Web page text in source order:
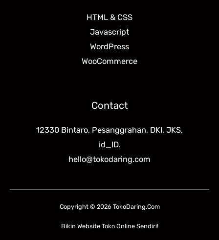
HTML & CSS
Javascript
WordPress
WooCommerce
Contact
12330 Bintaro, Pesanggrahan, DKI, JKS,
id_ID.
hello@tokodaring.com
Copyright © 2026 TokoDaring.Com
Bikin Website Toko Online Sendiri!